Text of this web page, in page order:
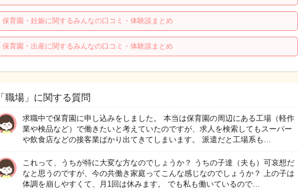
保育園・妊娠に関するみんなの口コミ・体験談まとめ
保育園・出産に関するみんなの口コミ・体験談まとめ
「職場」に関する質問
求職中で保育園に申し込みをしました。 本当は保育園の周辺にある工場（軽作
業や検品など）で働きたいと考えていたのですが、求人を検索してもスーパー
や飲食店などの接客業ばかり出てきてしまいます。 派遣だと工場系も…
これって、うちが特に大変な方なのでしょうか？ うちの子達（夫も）可哀想だ
なと思うのですが、今の共働き家庭ってこんな感じなのでしょうか？ 上の子は
体調を崩しやすくて、月1回は休みます。 でも私も働いているので…